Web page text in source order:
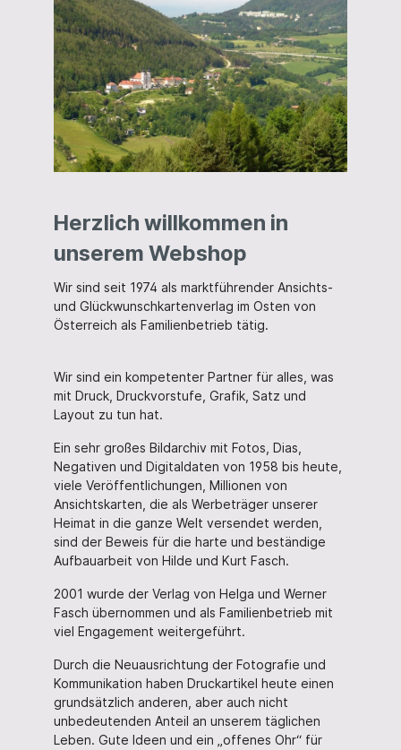
Herzlich willkommen in
unserem Webshop
Wir sind seit 1974 als marktführender Ansichts-
und Glückwunschkartenverlag im Osten von
Österreich als Familienbetrieb tätig.
Wir sind ein kompetenter Partner für alles, was
mit Druck, Druckvorstufe, Grafik, Satz und
Layout zu tun hat.
Ein sehr großes Bildarchiv mit Fotos, Dias,
Negativen und Digitaldaten von 1958 bis heute,
viele Veröffentlichungen, Millionen von
Ansichtskarten, die als Werbeträger unserer
Heimat in die ganze Welt versendet werden,
sind der Beweis für die harte und beständige
Aufbauarbeit von Hilde und Kurt Fasch.
2001 wurde der Verlag von Helga und Werner
Fasch übernommen und als Familienbetrieb mit
viel Engagement weitergeführt.
Durch die Neuausrichtung der Fotografie und
Kommunikation haben Druckartikel heute einen
grundsätzlich anderen, aber auch nicht
unbedeutenden Anteil an unserem täglichen
Leben. Gute Ideen und ein „offenes Ohr“ für